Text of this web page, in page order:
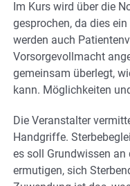
Im Kurs wird über die
gesprochen, da dies
werden auch
Vorsorgevollmacht
gemeinsam überlegt,
kann. Möglichkeiten
Die Veranstalter
Handgriffe.
es soll Grundwissen an
ermutigen, sich